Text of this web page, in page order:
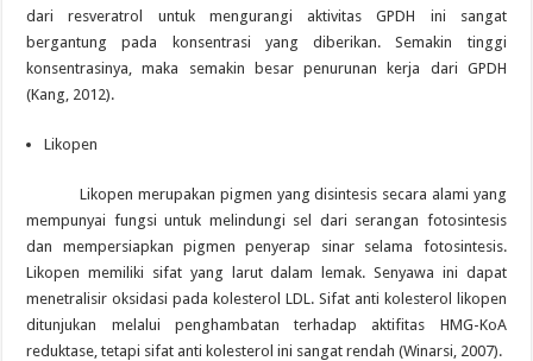
dari resveratrol untuk mengurangi aktivitas GPDH ini sangat
bergantung pada konsentrasi yang diberikan. Semakin tinggi
konsentrasinya, maka semakin besar penurunan kerja dari GPDH
(Kang, 2012).
Likopen
Likopen merupakan pigmen yang disintesis secara alami yang
mempunyai fungsi untuk melindungi sel dari serangan fotosintesis
dan mempersiapkan pigmen penyerap sinar selama fotosintesis.
Likopen memiliki sifat yang larut dalam lemak. Senyawa ini dapat
menetralisir oksidasi pada kolesterol LDL. Sifat anti kolesterol likopen
ditunjukan melalui penghambatan terhadap aktifitas HMG-KoA
reduktase, tetapi sifat anti kolesterol ini sangat rendah (Winarsi, 2007).